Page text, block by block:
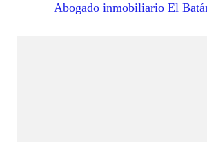
Abogado inmobiliario El